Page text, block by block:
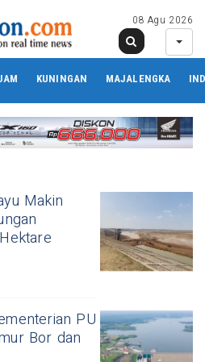
08 Agu 2026
KUNINGAN MAJALENGKA
Makin
PU
Bor dan